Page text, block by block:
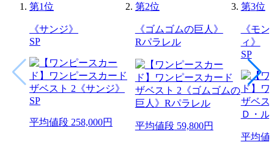
第1位
《サンジ》
SP
平均値段 258,000円
第2位
《ゴムゴムの巨人》
Rパラレル
平均値段59,800円
第3位
《モ
ィ》
SP
平均値